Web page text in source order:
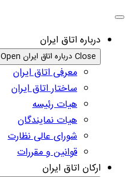
درباره اتاق ایران
Close درباره اتاق ایران Open درباره اتاق ایران
معرفی اتاق ایران
ساختار اتاق ایران
هیات رئیسه
هیات نمایندگان
شورای عالی نظارت
قوانین و مقررات
ارکان اتاق ایران